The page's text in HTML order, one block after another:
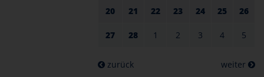
20 21 22 23 24 25 26
27 28 1 2 3 4 5
zurück weiter